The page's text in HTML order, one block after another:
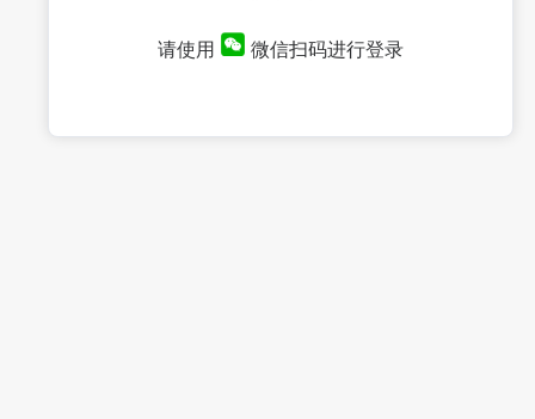
请使用 微信扫码进行登录